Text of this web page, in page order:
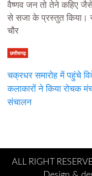
वैष्णव जन तो तेने कहिए
से सजा के प्रस्तुत किया।
चौर
छत्तीसगढ़
चक्रधर समारोह में पहुंचे
कलाकारों ने किया रोचक
संचालन
ALL RIGHT